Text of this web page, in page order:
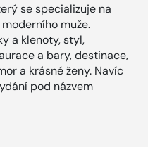
se specializuje na
muže.
a klenoty, styl,
a bary, destinace,
a krásné ženy. Navíc
pod názvem